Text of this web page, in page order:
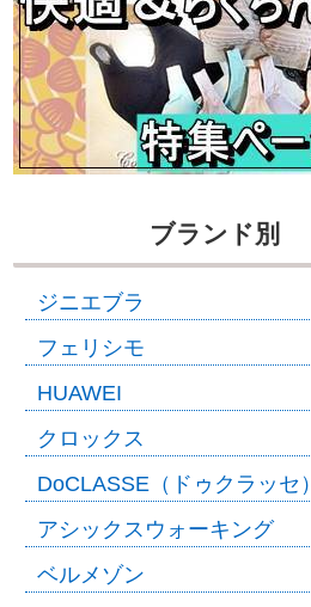
ブランド別
ジニエブラ
フェリシモ
HUAWEI
クロックス
DoCLASSE（ドゥクラッセ）
アシックスウォーキング
ベルメゾン